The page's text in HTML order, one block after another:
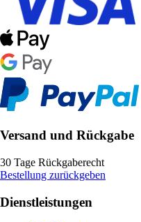
Versand und Rückgabe
30 Tage Rückgaberecht
Bestellung zurückgeben
Dienstleistungen